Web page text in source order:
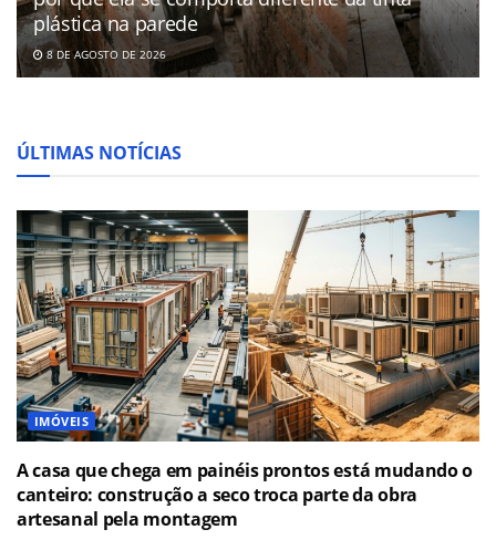
plástica na parede
8 DE AGOSTO DE 2026
ÚLTIMAS NOTÍCIAS
IMÓVEIS
A casa que chega em painéis prontos está mudando o
canteiro: construção a seco troca parte da obra
artesanal pela montagem